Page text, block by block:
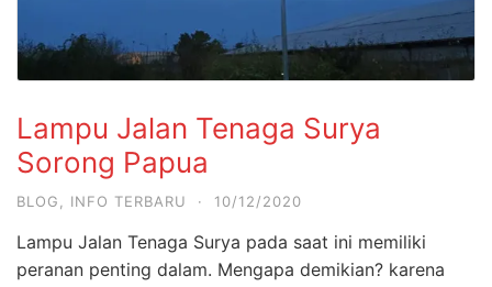
Lampu Jalan Tenaga Surya
Sorong Papua
BLOG INFO TERBARU · 10/12/2020
Lampu Jalan Tenaga Surya pada saat ini memiliki
peranan penting dalam. Mengapa demikian? karena